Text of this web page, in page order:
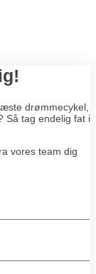
drømmecykel,
Så tag endelig fat i
vores team dig